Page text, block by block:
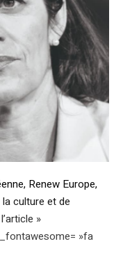
Renew Europe,
culture et de
»
»fa